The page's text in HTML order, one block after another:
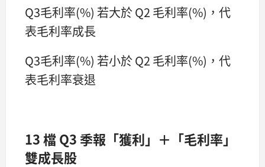
Q3毛利率(%) 若大於 Q2 毛利率(%)，代
表毛利率成長
Q3毛利率(%) 若小於 Q2 毛利率(%)，代
表毛利率衰退
13 檔 Q3 季報「獲利」＋「毛利率」
雙成長股